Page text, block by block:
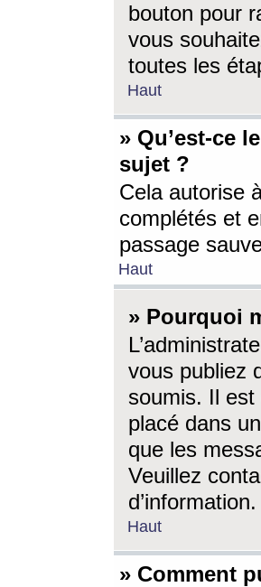
bouton pour
vous
toutes les
Haut
» Qu’est-ce
sujet ?
Cela autorise
complétés et
passage
Haut
» Pourquoi
vous publiez
soumis. Il est
placé dans
que les
Veuillez
d’information.
Haut
» Comment